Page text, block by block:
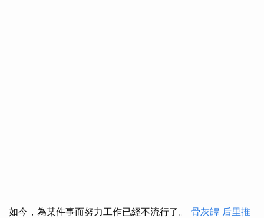
如今，為某件事而努力工作已經不流行了。 骨灰罈 后里推